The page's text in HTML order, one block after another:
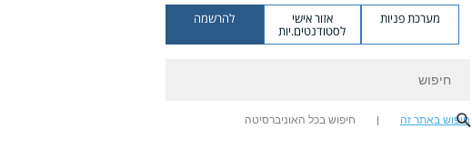
מערכת פניות אזור אישי
לסטודנטים.יות
להרשמה
חיפוש באתר זה חיפוש בכל האוניברסיטה